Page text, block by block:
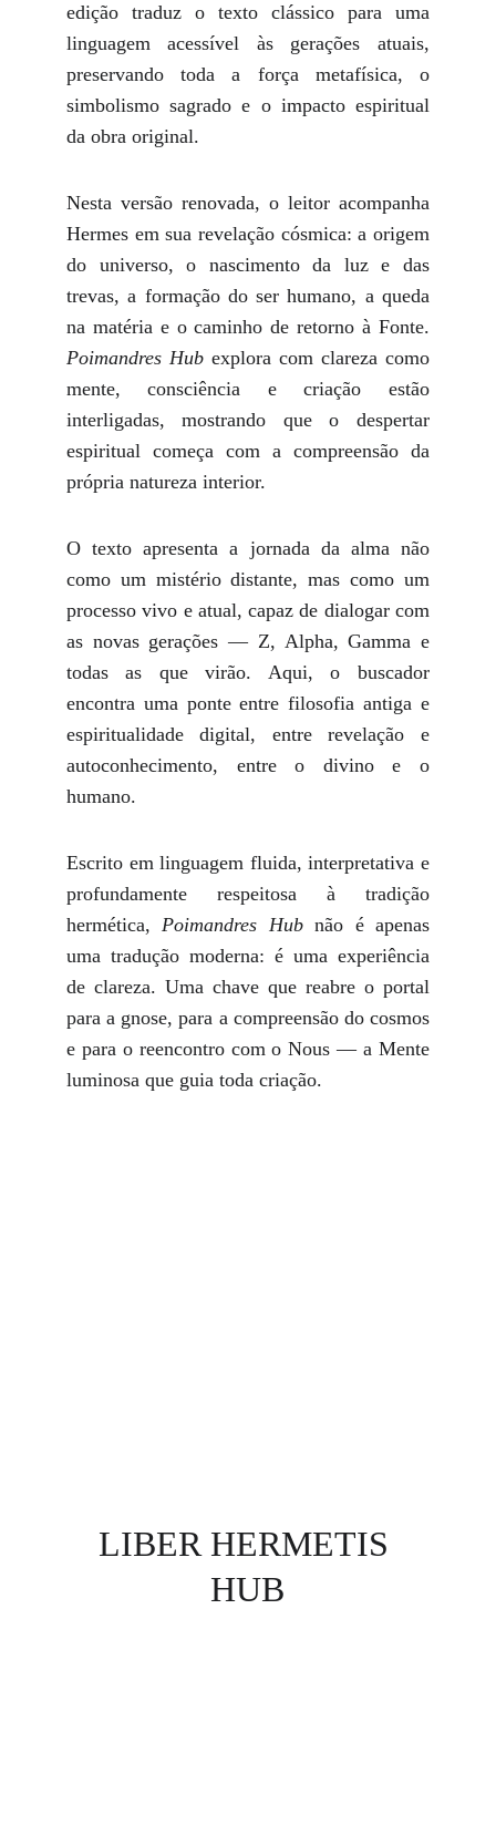
edição traduz o texto clássico para uma
linguagem acessível às gerações atuais,
preservando toda a força metafísica, o
simbolismo sagrado e o impacto espiritual
da obra original.
Nesta versão renovada, o leitor acompanha
Hermes em sua revelação cósmica: a origem
do universo, o nascimento da luz e das
trevas, a formação do ser humano, a queda
na matéria e o caminho de retorno à Fonte.
Poimandres Hub explora com clareza como
mente, consciência e criação estão
interligadas, mostrando que o despertar
espiritual começa com a compreensão da
própria natureza interior.
O texto apresenta a jornada da alma não
como um mistério distante, mas como um
processo vivo e atual, capaz de dialogar com
as novas gerações — Z, Alpha, Gamma e
todas as que virão. Aqui, o buscador
encontra uma ponte entre filosofia antiga e
espiritualidade digital, entre revelação e
autoconhecimento, entre o divino e o
humano.
Escrito em linguagem fluida, interpretativa e
profundamente respeitosa à tradição
hermética,Poimandres Hubnão é apenas
uma tradução moderna: é uma experiência
de clareza. Uma chave que reabre o portal
para a gnose, para a compreensão do cosmos
e para o reencontro com o Nous — a Mente
luminosa que guia toda criação.
LIBER HERMETIS
HUB